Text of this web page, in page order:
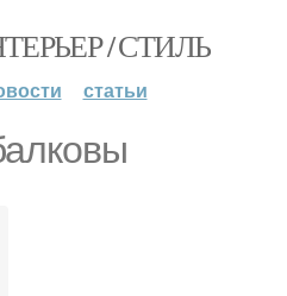
/ СТИЛЬ
статьи